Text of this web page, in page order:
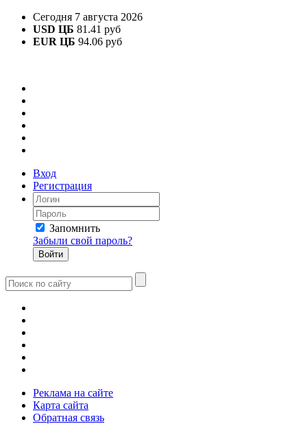
Сегодня 7 августа 2026
USD ЦБ 81.41 руб
EUR ЦБ 94.06 руб
Вход
Регистрация
Запомнить
Забыли свой пароль?
Реклама на сайте
Карта сайта
Обратная связь